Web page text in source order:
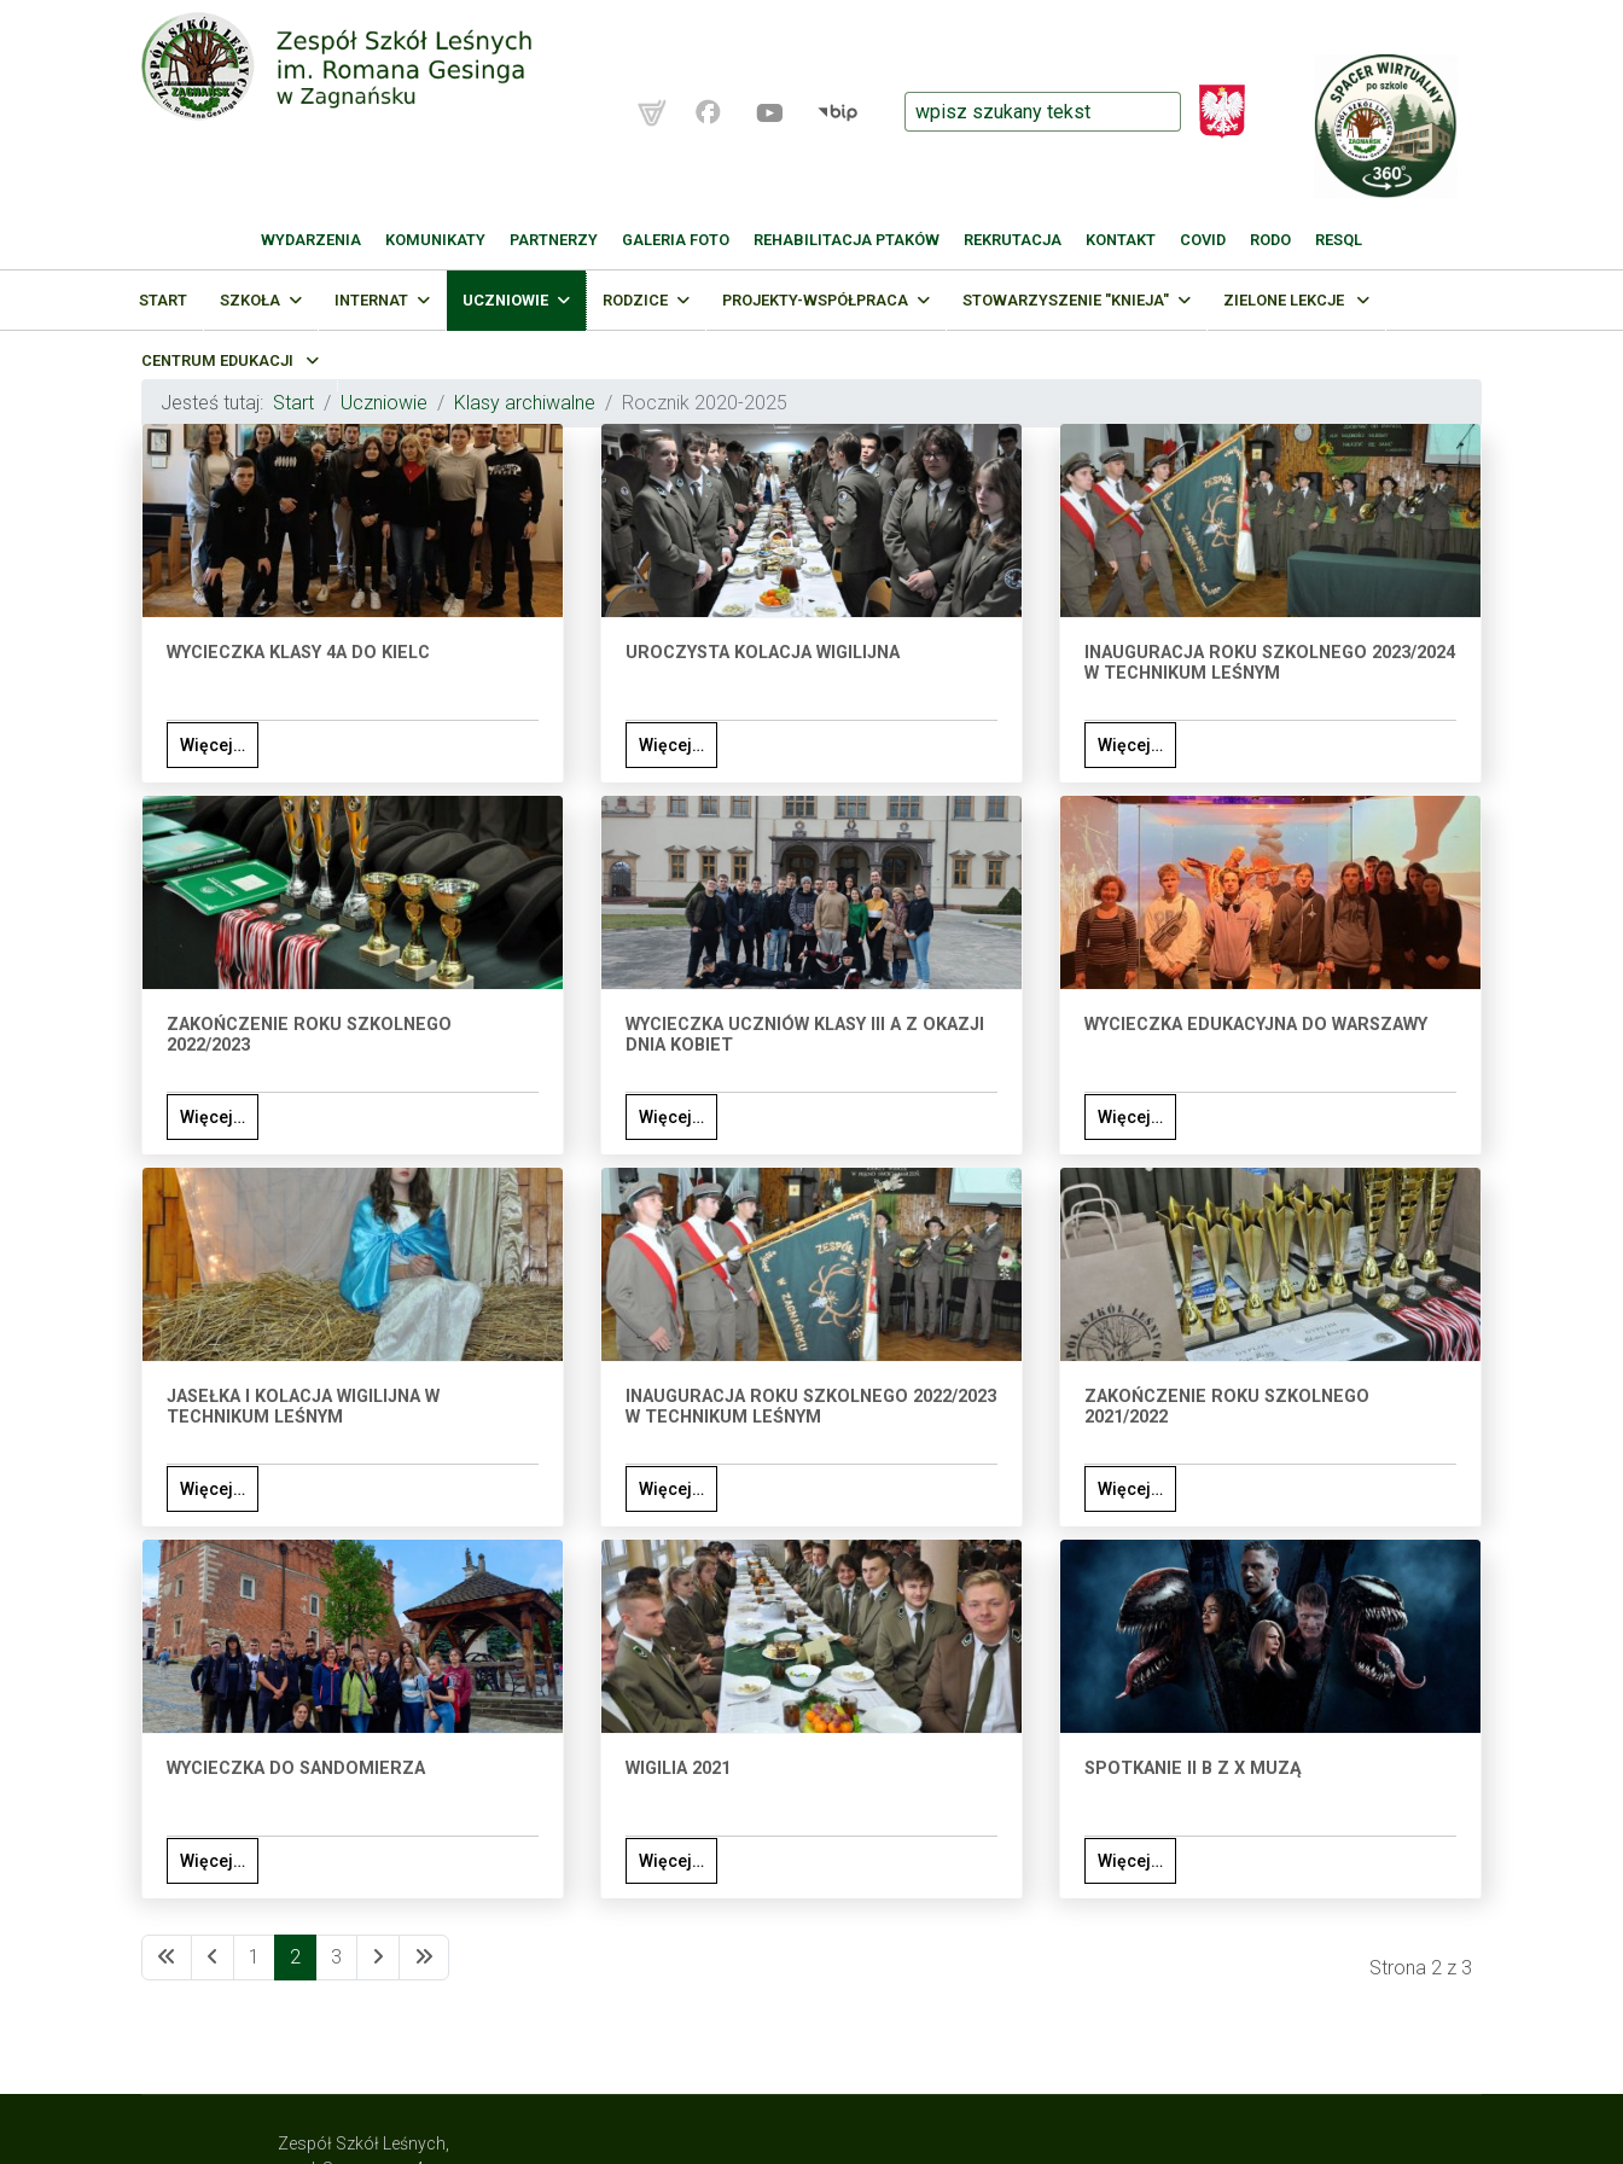
WYDARZENIA KOMUNIKATY PARTNERZY GALERIA FOTO REHABILITACJA PTAKÓW REKRUTACJA KONTAKT COVID RODO RESQL
START SZKOŁA INTERNAT UCZNIOWIE RODZICE PROJEKTY-WSPÓŁPRACA STOWARZYSZENIE "KNIEJA" ZIELONE LEKCJE
CENTRUM EDUKACJI
Jesteś tutaj: Start Uczniowie Klasy archiwalne Rocznik 2020-2025
WYCIECZKA KLASY 4A DO KIELC
Więcej…
UROCZYSTA KOLACJA WIGILIJNA
Więcej…
INAUGURACJA ROKU SZKOLNEGO 2023/2024
W TECHNIKUM LEŚNYM
Więcej…
ZAKOŃCZENIE ROKU SZKOLNEGO
2022/2023
Więcej…
WYCIECZKA UCZNIÓW KLASY III A Z OKAZJI
DNIA KOBIET
Więcej…
WYCIECZKA EDUKACYJNA DO WARSZAWY
Więcej…
JASEŁKA I KOLACJA WIGILIJNA W
TECHNIKUM LEŚNYM
Więcej…
INAUGURACJA ROKU SZKOLNEGO 2022/2023
W TECHNIKUM LEŚNYM
Więcej…
ZAKOŃCZENIE ROKU SZKOLNEGO
2021/2022
Więcej…
WYCIECZKA DO SANDOMIERZA
Więcej…
WIGILIA 2021
Więcej…
SPOTKANIE II B Z X MUZĄ
Więcej…
Strona 2 z 3
1 2 3
Zespół Szkół Leśnych,